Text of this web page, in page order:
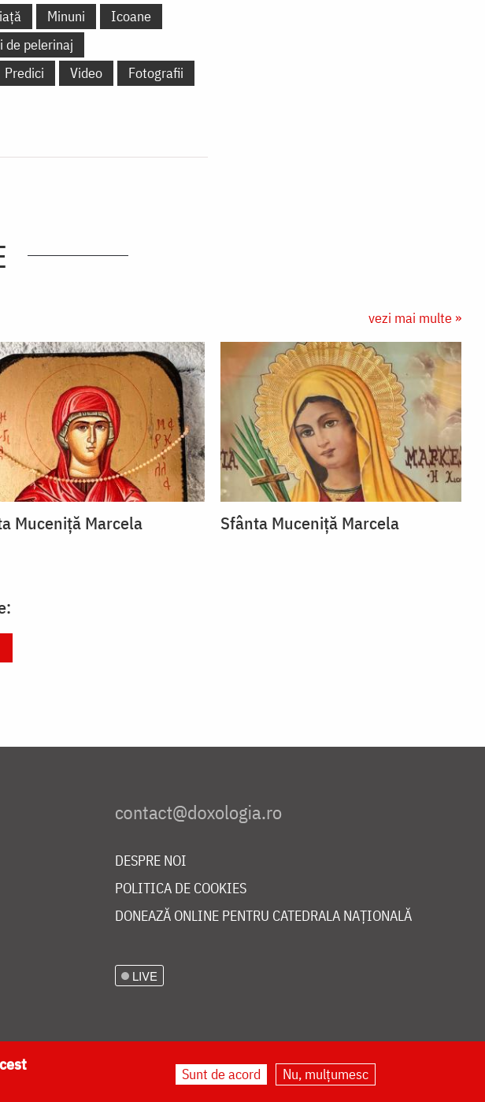
Minuni
Icoane
de pelerinaj
Predici Video Fotografii
vezi mai multe »
Muceniță Marcela Sfânta Muceniță Marcela
DESPRE NOI
POLITICA DE COOKIES
DONEAZĂ ONLINE PENTRU CATEDRALA NAȚIONALĂ
LIVE
Sunt de acord Nu, mulțumesc